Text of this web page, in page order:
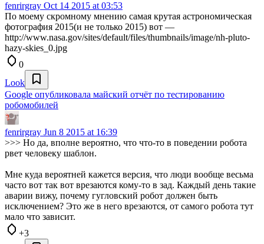
fenrirgray Oct 14 2015 at 03:53
По моему скромному мнению самая крутая астрономическая
фотография 2015(и не только 2015) вот —
http://www.nasa.gov/sites/default/files/thumbnails/image/nh-pluto-
hazy-skies_0.jpg
0
Look
Google опубликовала майский отчёт по тестированию
робомобилей
fenrirgray Jun 8 2015 at 16:39
>>> Но да, вполне вероятно, что что-то в поведении робота
рвет человеку шаблон.
Мне куда вероятней кажется версия, что люди вообще весьма
часто вот так вот врезаются кому-то в зад. Каждый день такие
аварии вижу, почему гугловский робот должен быть
исключением? Это же в него врезаются, от самого робота тут
мало что зависит.
+3